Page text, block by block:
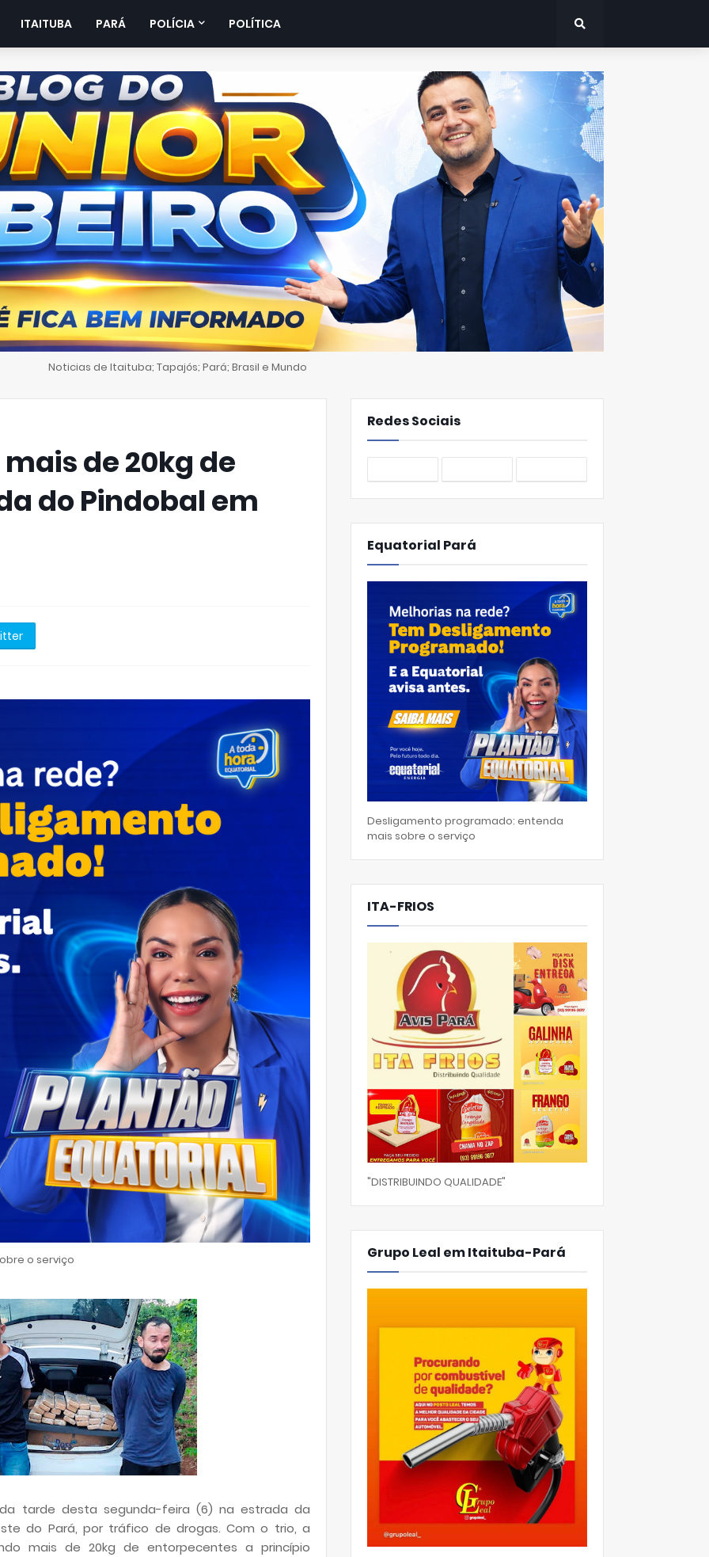
ITAITUBA PARÁ POLÍCIA POLÍTICA
Noticias de Itaituba; Tapajós; Pará; Brasil e Mundo
de 20kg de
do Pindobal em
o serviço
tarde desta segunda-feira (6) na estrada da
do Pará, por tráfico de drogas. Com o trio, a
mais de 20kg de entorpecentes a princípio
Redes Sociais
Equatorial Pará
Desligamento programado: entenda
mais sobre o serviço
ITA-FRIOS
"DISTRIBUINDO QUALIDADE"
Grupo Leal em Itaituba-Pará